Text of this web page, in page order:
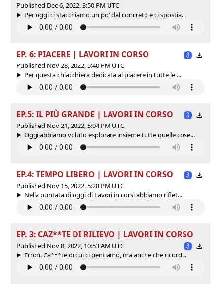
Published Dec 6, 2022, 3:50 PM UTC
Per oggi ci stacchiamo un po' dal concreto e ci spostia...
EP. 6: PIACERE | LAVORI IN CORSO
Published Nov 28, 2022, 5:40 PM UTC
Per questa chiacchiera dedicata al piacere in tutte le ...
EP.5: IL PIÙ GRANDE | LAVORI IN CORSO
Published Nov 21, 2022, 5:04 PM UTC
Oggi abbiamo voluto esplorare insieme tutte quelle cose...
EP.4: TEMPO LIBERO | LAVORI IN CORSO
Published Nov 15, 2022, 5:28 PM UTC
Nella puntata di oggi di Lavori in corsi abbiamo riflet...
EP. 3: CAZ**TE DI RILIEVO | LAVORI IN CORSO
Published Nov 8, 2022, 10:53 AM UTC
Errori. Ca***te di cui ci pentiamo, ma anche che ricord...